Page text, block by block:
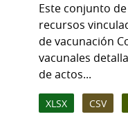
Este conjunto
recursos
de vacunación
vacunales
de actos...
XLSX CSV